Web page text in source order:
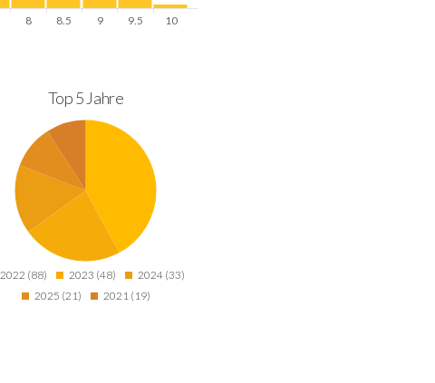
Top 5 Jahre
2022 (88) 2023 (48)
2024 (33)
2025 (21)
2021 (19)